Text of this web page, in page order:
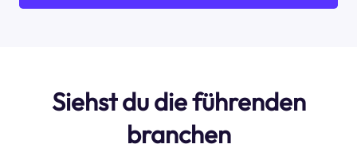
Siehst du die führenden
branchen